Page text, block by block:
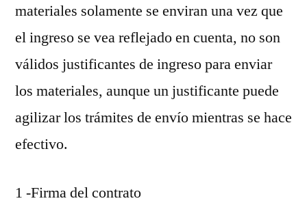
materiales solamente se enviran una vez que
el ingreso se vea reflejado en cuenta, no son
válidos justificantes de ingreso para enviar
los materiales, aunque un justificante puede
agilizar los trámites de envío mientras se hace
efectivo.
1 -Firma del contrato